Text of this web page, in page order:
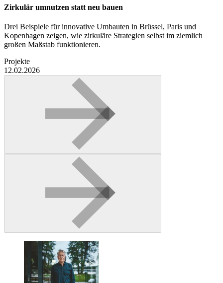
Zirkulär umnutzen statt neu bauen
Drei Beispiele für innovative Umbauten in Brüssel, Paris und
Kopenhagen zeigen, wie zirkuläre Strategien selbst im ziemlich
großen Maßstab funktionieren.
Projekte
12.02.2026